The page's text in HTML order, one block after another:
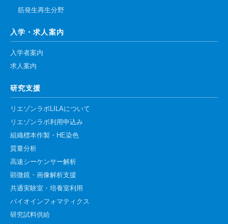
筋発生再生分野
入学・求人案内
入学者案内
求人案内
研究支援
リエゾンラボLILAについて
リエゾンラボ利用申込み
組織標本作製・HE染色
質量分析
高速シーケンサー解析
顕微鏡・画像解析支援
共通実験室・培養室利用
バイオインフォマティクス
研究試料供給